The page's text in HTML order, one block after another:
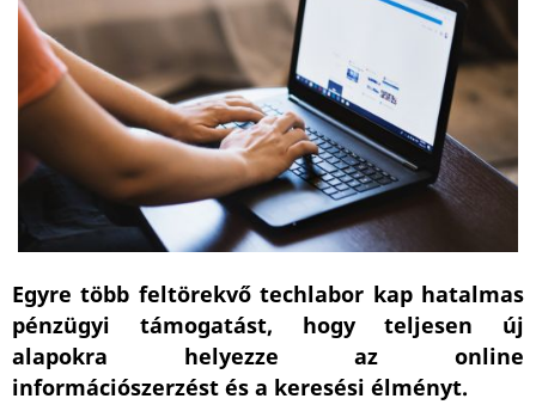
Egyre több feltörekvő techlabor kap hatalmas
pénzügyi támogatást, hogy teljesen új
alapokra helyezze az online
információszerzést és a keresési élményt.